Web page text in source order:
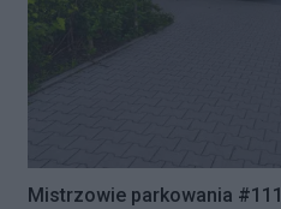
Mistrzowie parkowania #111